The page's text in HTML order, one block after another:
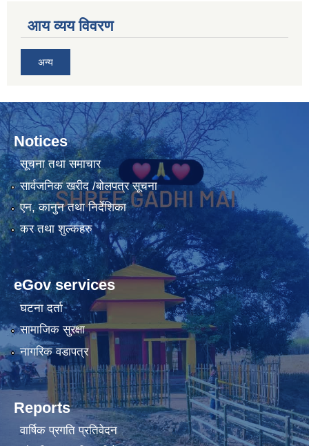
आय व्यय विवरण
अन्य
Notices
सूचना तथा समाचार
सार्वजनिक खरीद /बोलपत्र सूचना
एन, कानुन तथा निर्देशिका
कर तथा शुल्कहरु
eGov services
घटना दर्ता
सामाजिक सुरक्षा
नागरिक वडापत्र
Reports
वार्षिक प्रगति प्रतिवेदन